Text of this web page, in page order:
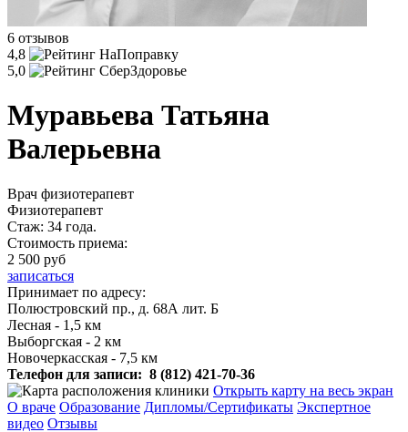
6 отзывов
4,8
5,0
Муравьева Татьяна
Валерьевна
Врач физиотерапевт
Физиотерапевт
Стаж: 34 года.
Стоимость приема:
2 500 руб
записаться
Принимает по адресу:
Полюстровский пр., д. 68А лит. Б
Лесная - 1,5 км
Выборгская - 2 км
Новочеркасская - 7,5 км
Телефон для записи: 8 (812) 421-70-36
Открыть карту на весь экран
О враче Образование Дипломы/Сертификаты Экспертное
видео Отзывы